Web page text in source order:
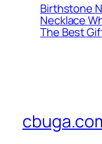
Birthstone
Necklace
The Best